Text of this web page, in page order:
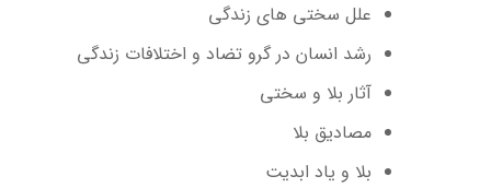
علل سختی های زندگی
رشد انسان در گرو تضاد و اختلافات زندگی
آثار بلا و سختی
مصادیق بلا
بلا و یاد ابدیت